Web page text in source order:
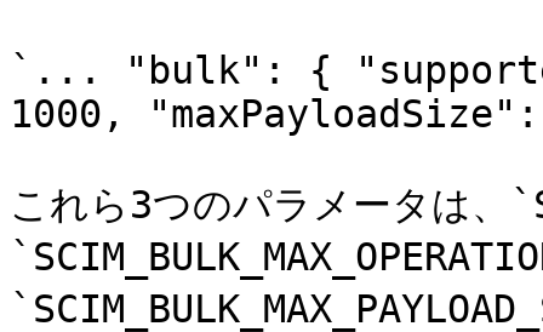
`... "bulk": {
1000,
これら3つのパラメータは、